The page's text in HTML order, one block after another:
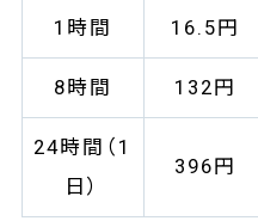
1時間 16.5円
8時間 132円
24時間（1
日）
396円